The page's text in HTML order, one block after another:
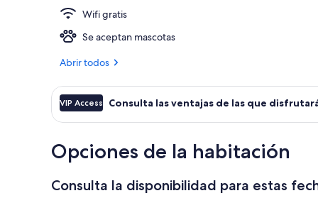
Wifi gratis
Se aceptan mascotas
Abrir todos
VIP Access Consulta las ventajas de las que
Opciones de la habitación
Consulta la disponibilidad para estas